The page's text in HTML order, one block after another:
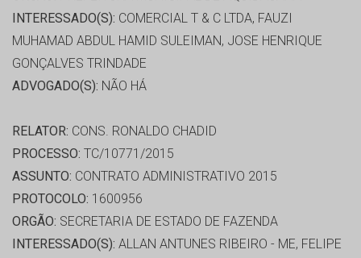
INTERESSADO(S): COMERCIAL T & C LTDA, FAUZI
MUHAMAD ABDUL HAMID SULEIMAN, JOSE HENRIQUE
GONÇALVES TRINDADE
ADVOGADO(S): NÃO HÁ
RELATOR: CONS. RONALDO CHADID
PROCESSO: TC/10771/2015
ASSUNTO: CONTRATO ADMINISTRATIVO 2015
PROTOCOLO: 1600956
ORGÃO: SECRETARIA DE ESTADO DE FAZENDA
INTERESSADO(S): ALLAN ANTUNES RIBEIRO - ME, FELIPE